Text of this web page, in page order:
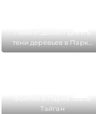
тени деревьев в Парке
Тайган
Тайган